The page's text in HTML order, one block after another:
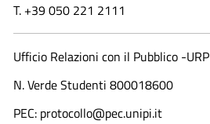
T. +39 050 221 2111
Ufficio Relazioni con il Pubblico -URP
N. Verde Studenti 800018600​
PEC: protocollo@pec.unipi.it